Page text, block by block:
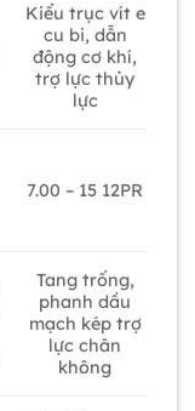
Kiểu trục vít e
cu bi, dẫn
động cơ khí,
trợ lực thủy
lực
7.00 – 15 12PR
Tang trống,
phanh dầu
mạch kép trợ
lực chân
không